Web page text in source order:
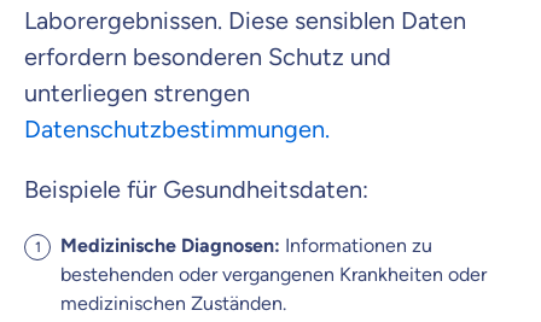
Laborergebnissen. Diese sensiblen Daten
erfordern besonderen Schutz und
unterliegen strengen
Datenschutzbestimmungen.
Beispiele für Gesundheitsdaten:
Medizinische Diagnosen: Informationen zu
bestehenden oder vergangenen Krankheiten oder
medizinischen Zuständen.